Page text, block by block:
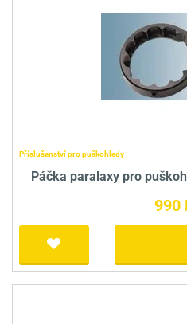
Příslušenství pro puškohledy
Páčka paralaxy pro
990